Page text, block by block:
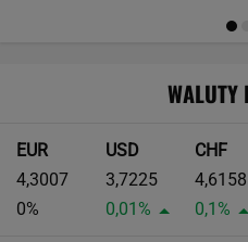
WALUTY
EUR
4,3007
0%
USD
3,7225
0,01%
CHF
4,6158
0,1%